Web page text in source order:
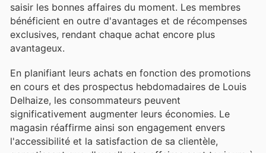
saisir les bonnes affaires du moment. Les membres
bénéficient en outre d'avantages et de récompenses
exclusives, rendant chaque achat encore plus
avantageux.
En planifiant leurs achats en fonction des promotions
en cours et des prospectus hebdomadaires de Louis
Delhaize, les consommateurs peuvent
significativement augmenter leurs économies. Le
magasin réaffirme ainsi son engagement envers
l'accessibilité et la satisfaction de sa clientèle,